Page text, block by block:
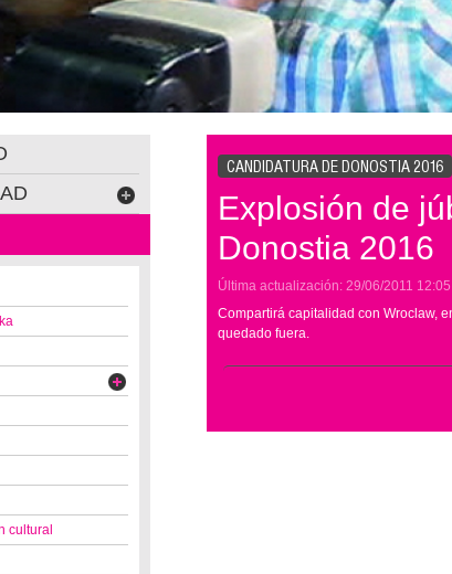
CANDIDATURA DE DONOSTIA 2016
Explosión de
Donostia 2016
Última actualización: 29/06/2011 12:05
Compartirá capitalidad con Wroclaw,
quedado fuera.
cultural